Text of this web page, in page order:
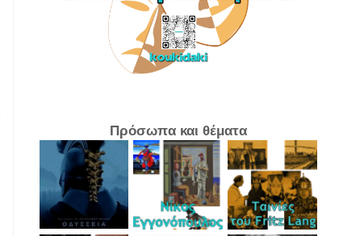
Πρόσωπα και θέματα